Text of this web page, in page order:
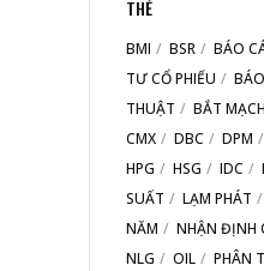
THẺ
BMI BSR
BÁO
TƯ CỔ PHIẾU
THUẬT
BẮT
CMX
DBC DPM
HPG
HSG IDC
SUẤT
LẠM PHÁT
NĂM
NHẬN ĐỊNH
NLG
OIL
PHÂN